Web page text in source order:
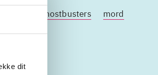
dit
Ghostbusters
mord